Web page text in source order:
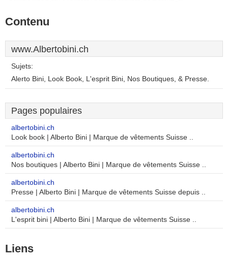
Contenu
www.Albertobini.ch
Sujets:
Alerto Bini, Look Book, L'esprit Bini, Nos Boutiques, & Presse.
Pages populaires
albertobini.ch
Look book | Alberto Bini | Marque de vêtements Suisse ..
albertobini.ch
Nos boutiques | Alberto Bini | Marque de vêtements Suisse ..
albertobini.ch
Presse | Alberto Bini | Marque de vêtements Suisse depuis ..
albertobini.ch
L'esprit bini | Alberto Bini | Marque de vêtements Suisse ..
Liens